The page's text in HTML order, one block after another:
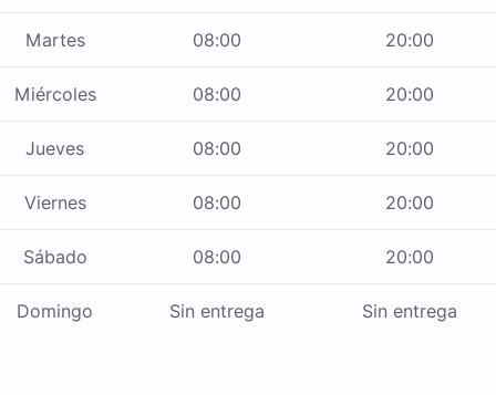
Martes 08:00 20:00
Miércoles 08:00 20:00
Jueves 08:00 20:00
Viernes 08:00 20:00
Sábado 08:00 20:00
Domingo Sin entrega Sin entrega